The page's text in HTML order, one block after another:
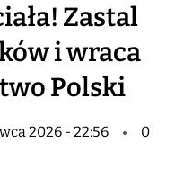
Zastal
i wraca
Polski
2026 - 22:56
0